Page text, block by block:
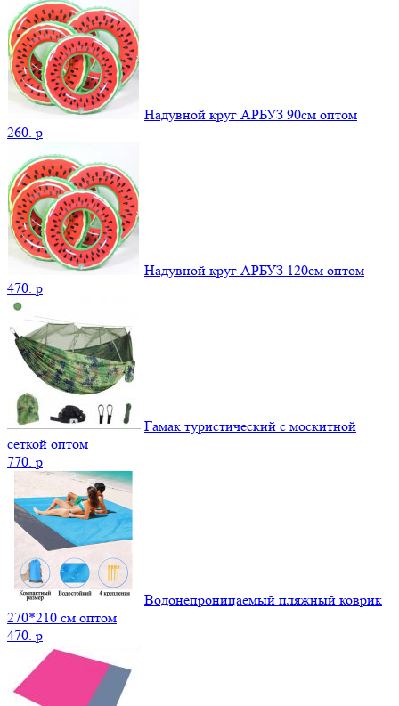
Надувной круг АРБУЗ 90см оптом
260. p
Надувной круг АРБУЗ 120см оптом
470. p
Гамак туристический с москитной
сеткой оптом
770. p
Водонепроницаемый пляжный коврик
270*210 см оптом
470. p